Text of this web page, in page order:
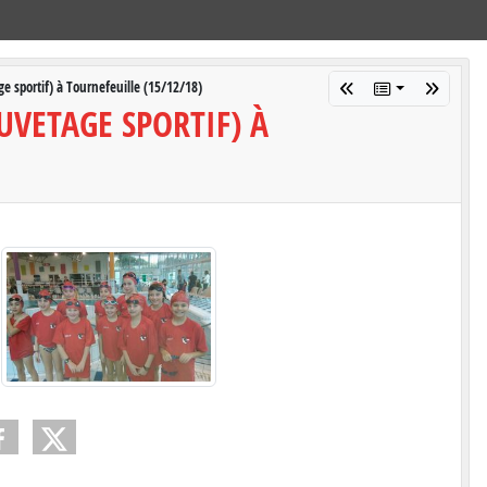
sportif) à Tournefeuille (15/12/18)
SPORTIF) À